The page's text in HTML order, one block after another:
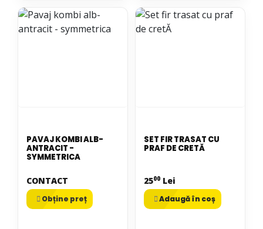
PAVAJ KOMBI ALB-
ANTRACIT -
SYMMETRICA
CONTACT
Obține preț
SET FIR TRASAT CU
PRAF DE CRETĂ
2500 Lei
Adaugă în coș